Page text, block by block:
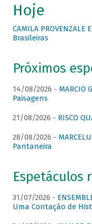
Hoje
CAMILA PROVENZALE
Brasileiras
Próximos
14/08/2026 - MARCIO
Paisagens
21/08/2026 - RISCO
28/08/2026 -
Pantaneira
Espetáculos
31/07/2026 -
Uma Contação de